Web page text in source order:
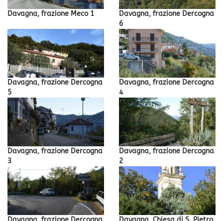
Davagna, frazione Meco 1
Davagna, frazione Dercogna
6
Davagna, frazione Dercogna
5
Davagna, frazione Dercogna
4
Davagna, frazione Dercogna
3
Davagna, frazione Dercogna
2